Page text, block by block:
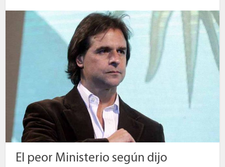
El peor Ministerio según dijo